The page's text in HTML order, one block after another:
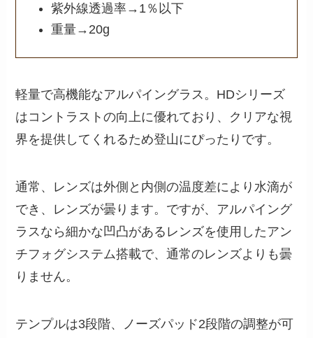
紫外線透過率→1％以下
重量→20g
軽量で高機能なアルパイングラス。HDシリーズ
はコントラストの向上に優れており、クリアな視
界を提供してくれるため登山にぴったりです。
通常、レンズは外側と内側の温度差により水滴が
でき、レンズが曇ります。ですが、アルパイング
ラスなら細かな凹凸があるレンズを使用したアン
チフォグシステム搭載で、通常のレンズよりも曇
りません。
テンプルは3段階、ノーズパッド2段階の調整が可